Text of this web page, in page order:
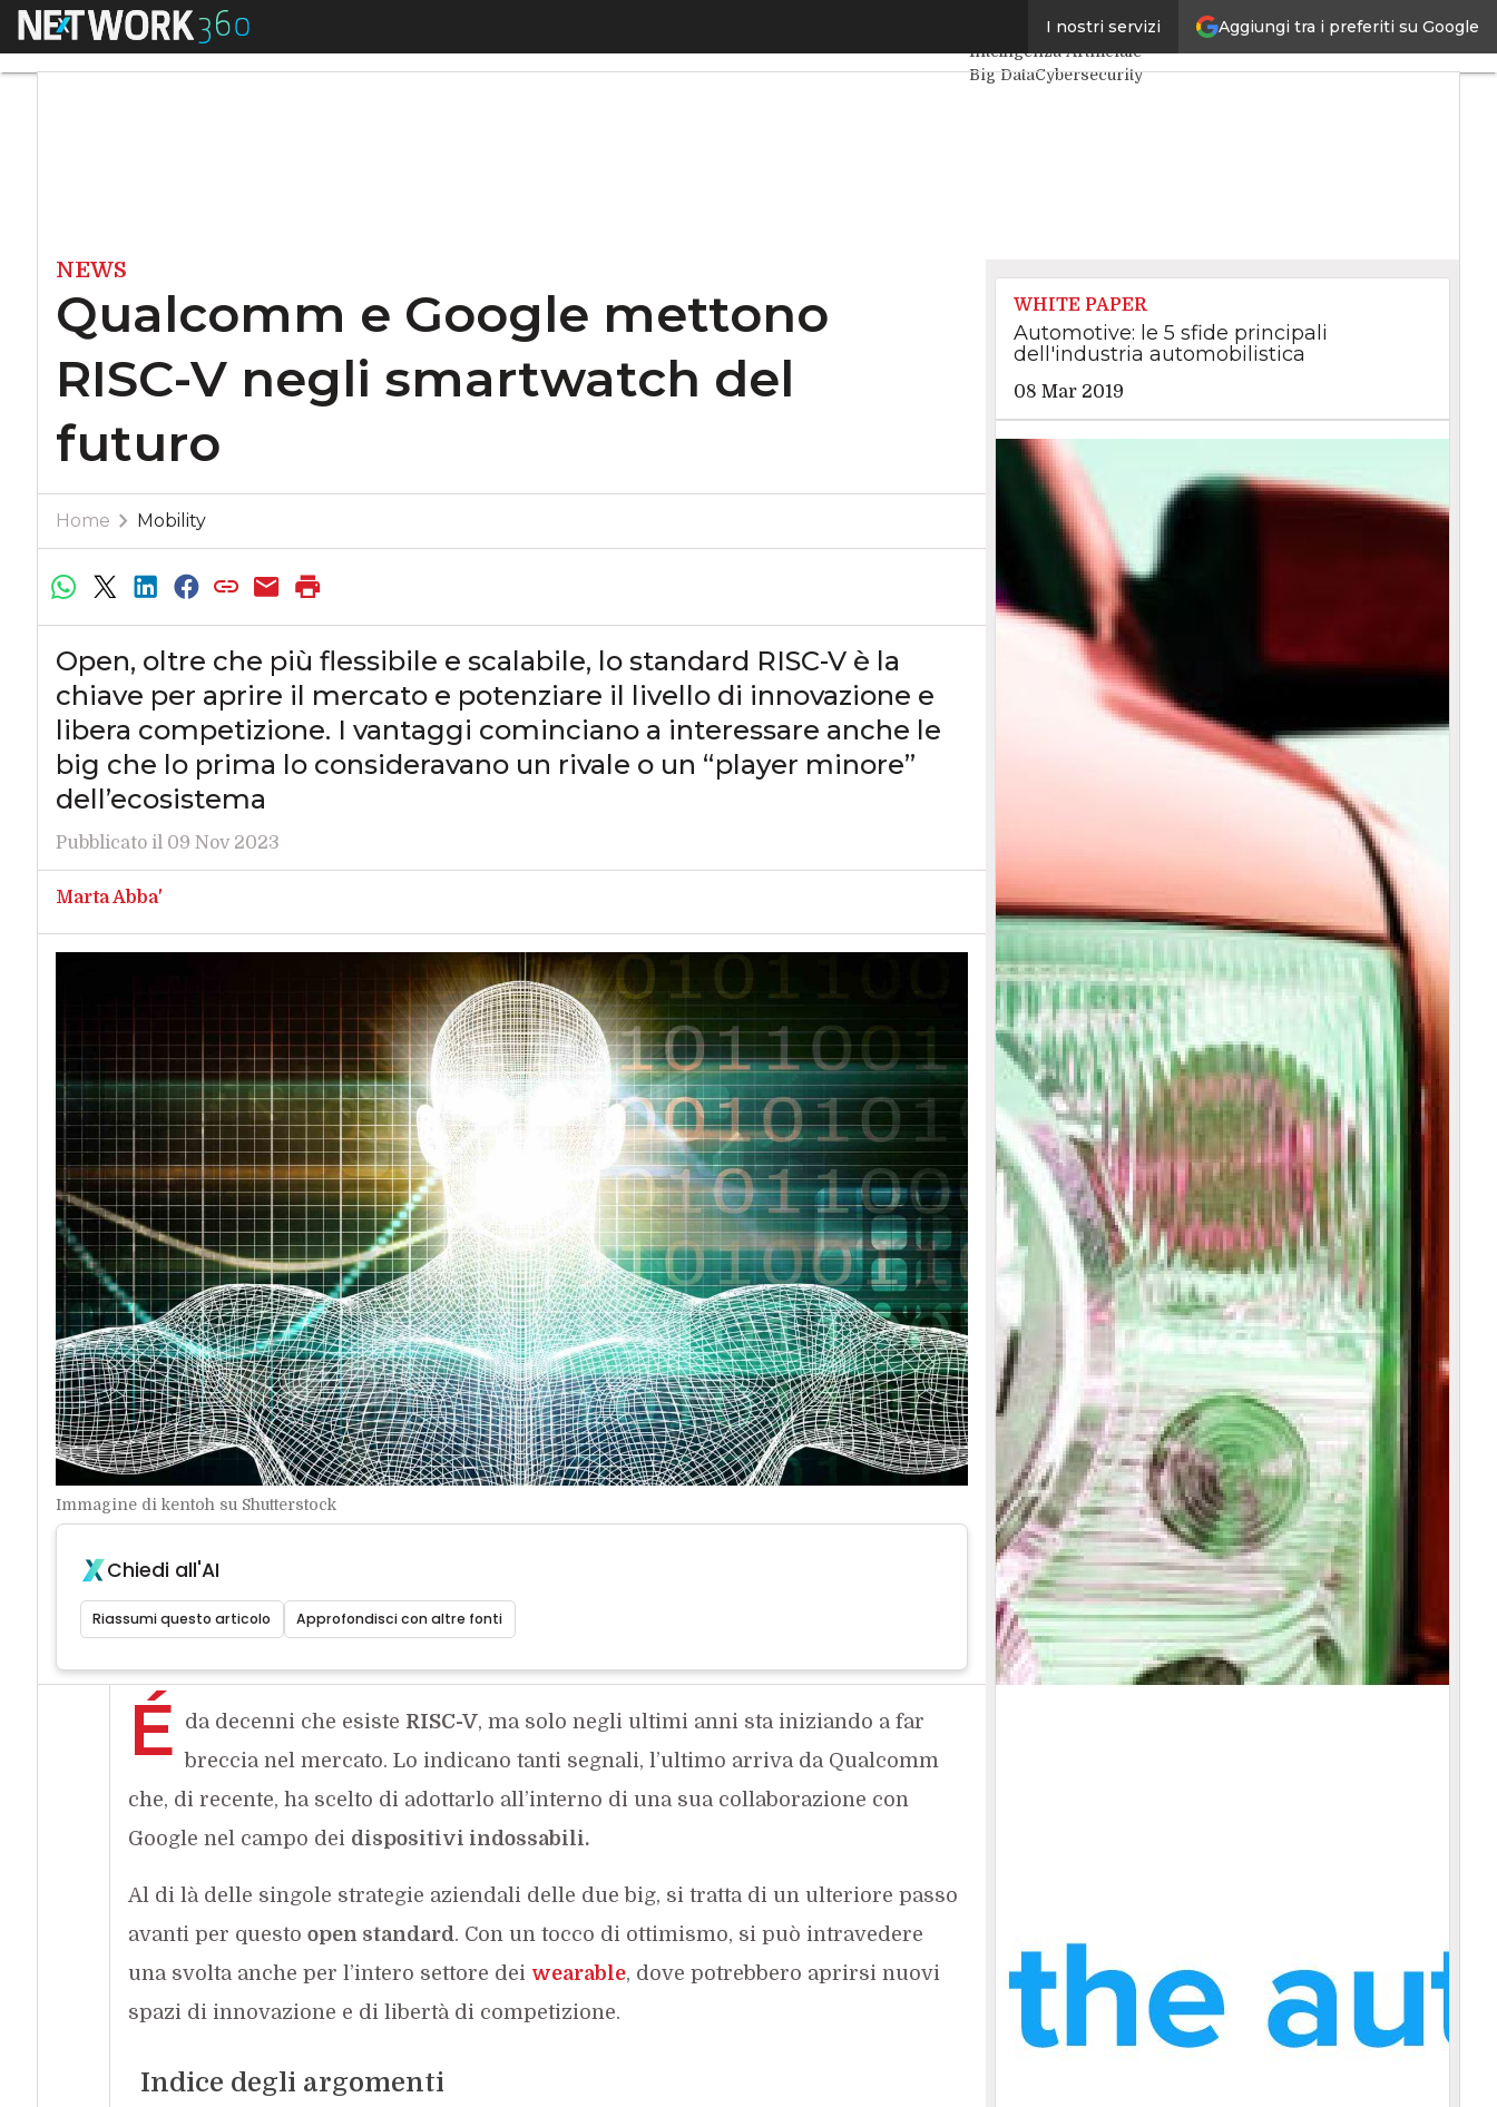
Aggiungi tra i preferiti su Google
I nostri servizi
Menu
Ultimi articoli
Intelligenza Artificiale
Big DataCybersecurity
NEWS
Qualcomm e Google mettono
RISC-V negli smartwatch del
futuro
Home Mobility
Open, oltre che più flessibile e scalabile, lo standard RISC-V è la
chiave per aprire il mercato e potenziare il livello di innovazione e
libera competizione. I vantaggi cominciano a interessare anche le
big che lo prima lo consideravano un rivale o un “player minore”
dell’ecosistema
Pubblicato il 09 Nov 2023
Marta Abba'
Immagine di kentoh su Shutterstock
Chiedi all'AI
Riassumi questo articolo Approfondisci con altre fonti
É da decenni che esiste RISC-V, ma solo negli ultimi anni sta iniziando a far
breccia nel mercato. Lo indicano tanti segnali, l’ultimo arriva da Qualcomm
che, di recente, ha scelto di adottarlo all’interno di una sua collaborazione con
Google nel campo dei dispositivi indossabili.
Al di là delle singole strategie aziendali delle due big, si tratta di un ulteriore passo
avanti per questo open standard. Con un tocco di ottimismo, si può intravedere
una svolta anche per l’intero settore dei wearable, dove potrebbero aprirsi nuovi
spazi di innovazione e di libertà di competizione.
Indice degli argomenti
WHITE PAPER
Automotive: le 5 sfide principali
dell'industria automobilistica
08 Mar 2019